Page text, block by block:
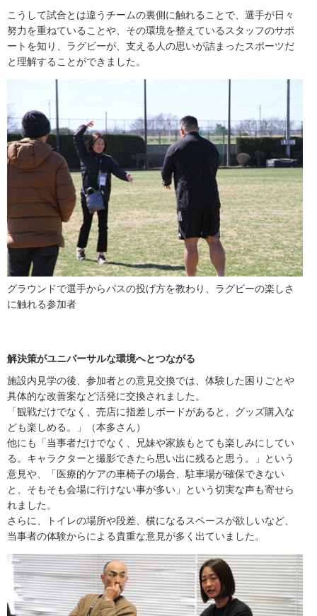
こうして試合とは違うチームの裏側に触れることで、選手が日々
努力を重ねていることや、その環境を整えているスタッフのサポ
ートを知り、ラグビーが、支える人の思いが詰まったスポーツだ
と理解することができました。
グラウンドで選手からパスの投げ方を教わり、ラグビーの楽しさ
に触れる参加者
解決策がユニバーサルな環境へとつながる
施設内見学の後、参加者との意見交換では、体験した困りごとや
具体的な改善案など活発に交換されました。
「観戦だけでなく、売店に指差しボードがあると、グッズ購入な
ども楽しめる。」（本多さん）
他にも「当事者だけでなく、兄妹や家族もとても楽しみにしてい
る。キャラクターと撮影できたら思い出に残ると思う。」という
意見や、「医療的ケアの車椅子の場合、駐車場が確保できない
と、そもそも会場に行けない事が多い」という切実な声も寄せら
れました。
さらに、トイレの場所や段差、横になるスペースが欲しいなど、
当事者の体験からによる貴重な意見が多く出ていました。